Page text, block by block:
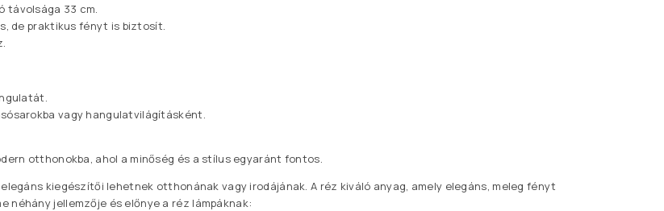
távolsága 33 cm.
de praktikus fényt is biztosít.
vagy hangulatvilágításként.
otthonokba, ahol a minőség és a stílus egyaránt fontos.
kiegészítői lehetnek otthonának vagy irodájának. A réz kiváló anyag, amely elegáns, meleg fényt
néhány jellemzője és előnye a réz lámpáknak: